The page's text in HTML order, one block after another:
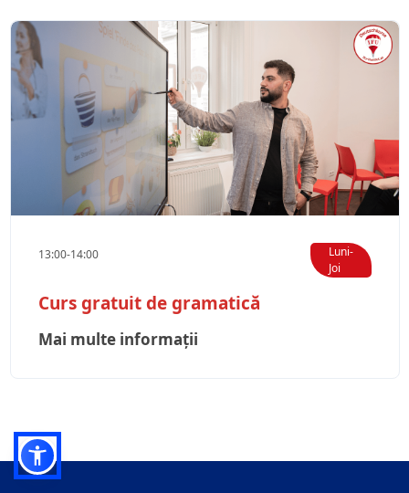
13:00-14:00
Luni-
Joi
Curs gratuit de gramatică
Mai multe informații